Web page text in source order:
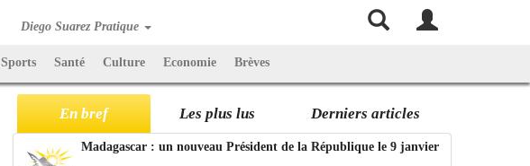
Diego Suarez Pratique
Sports Santé Culture Economie Brèves
En bref Les plus lus Derniers articles
Madagascar : un nouveau Président de la République le 9 janvier